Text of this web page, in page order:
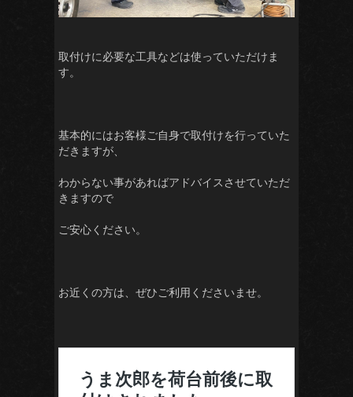
取付けに必要な工具などは使っていただけま
す。
基本的にはお客様ご自身で取付けを行っていた
だきますが、
わからない事があればアドバイスさせていただ
きますので
ご安心ください。
お近くの方は、ぜひご利用くださいませ。